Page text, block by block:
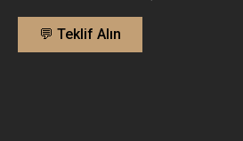
💬 Teklif Alın